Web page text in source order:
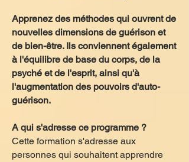
Apprenez des méthodes qui ouvrent de
nouvelles dimensions de guérison et
de bien-être. Ils conviennent également
à l'équilibre de base du corps, de la
psyché et de l'esprit, ainsi qu'à
l'augmentation des pouvoirs d'auto-
guérison.
A qui s'adresse ce programme ?
Cette formation s'adresse aux
personnes qui souhaitent apprendre